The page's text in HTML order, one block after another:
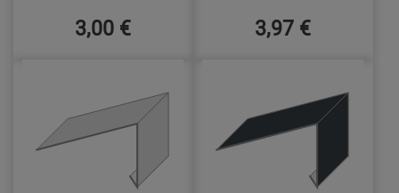
3,00 € 3,97 €